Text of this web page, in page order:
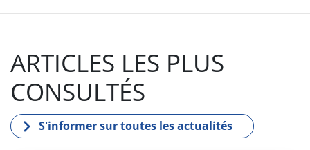
ARTICLES LES PLUS
CONSULTÉS
S'informer sur toutes les actualités